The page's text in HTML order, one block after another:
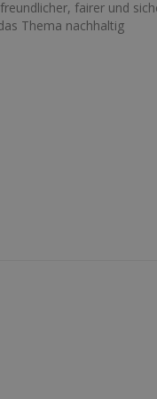
fairer und
Thema nachhaltig